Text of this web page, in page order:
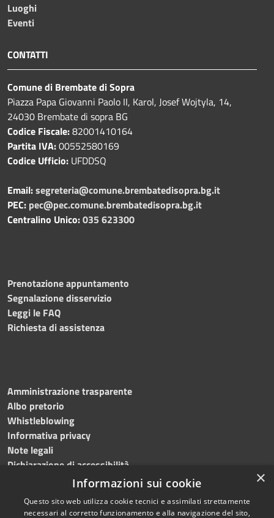
Luoghi
Eventi
CONTATTI
Comune di Brembate di Sopra
Piazza Papa Giovanni Paolo II, Karol, Josef Wojtyla, 14,
24030 Brembate di sopra BG
Codice Fiscale:82001410164
Partita IVA:00552580169
Codice Ufficio: UFDDSQ
Email:segreteria@comune.brembatedisopra.bg.it
PEC: pec@pec.comune.brembatedisopra.bg.it
Centralino Unico:035 623300
Prenotazione appuntamento
Segnalazione disservizio
Leggi le FAQ
Richiesta di assistenza
Amministrazione trasparente
Albo pretorio
Whistleblowing
Informativa privacy
Note legali
Dichiarazione di accessibilità
×
Informazioni sui cookie
Questo sito web utilizza cookie tecnici e assimilati strettamente
necessari al corretto funzionamento e alla navigazione del sito,